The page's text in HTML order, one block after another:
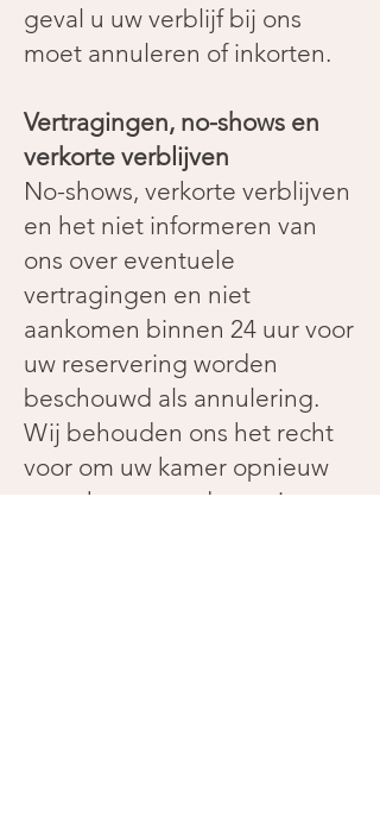
geval u uw verblijf bij ons
moet annuleren of inkorten.
Vertragingen, no-shows en
verkorte verblijven
No-shows, verkorte verblijven
en het niet informeren van
ons over eventuele
vertragingen en niet
aankomen binnen 24 uur voor
uw reservering worden
beschouwd als annulering.
Wij behouden ons het recht
voor om uw kamer opnieuw
te verhuren zondert enig